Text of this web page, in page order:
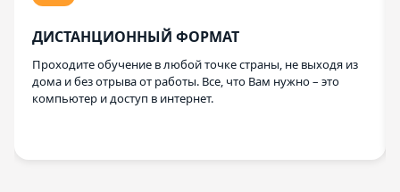
ДИСТАНЦИОННЫЙ ФОРМАТ
Проходите обучение в любой точке страны, не выходя из
дома и без отрыва от работы. Все, что Вам нужно – это
компьютер и доступ в интернет.